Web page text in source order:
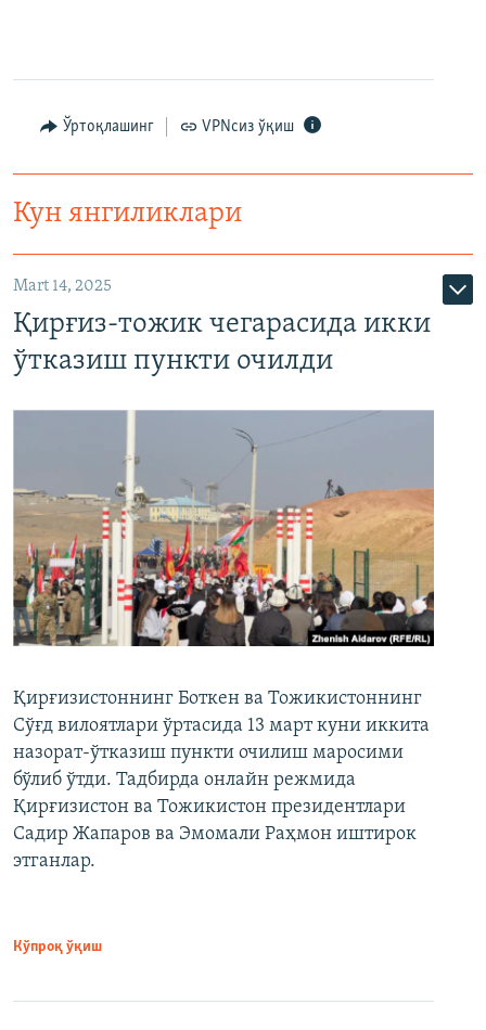
Ўртоқлашинг VPNсиз ўқиш
Кун янгиликлари
Mart 14, 2025
Қирғиз-тожик чегарасида икки
ўтказиш пункти очилди
Қирғизистоннинг Боткен ва Тожикистоннинг
Сўғд вилоятлари ўртасида 13 март куни иккита
назорат-ўтказиш пункти очилиш маросими
бўлиб ўтди. Тадбирда онлайн режмида
Қирғизистон ва Тожикистон президентлари
Садир Жапаров ва Эмомали Раҳмон иштирок
этганлар.
Кўпроқ ўқиш